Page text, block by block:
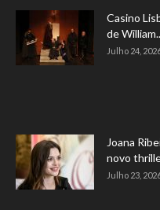
Casino
de
Julho 24,
Joana
novo
Julho 23,